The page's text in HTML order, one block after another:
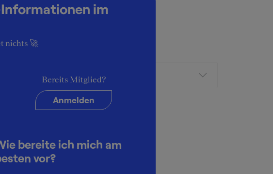
im
nichts 🚀
Bereits Mitglied?
Anmelden
bereite ich mich am
vor?